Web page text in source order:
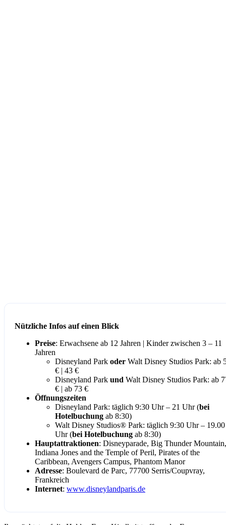
Nützliche Infos auf einen Blick
Preise: Erwachsene ab 12 Jahren | Kinder zwischen 3 – 11
Jahren
Disneyland Park oder Walt Disney Studios Park: ab
€ | 43 €
Disneyland Park und Walt Disney Studios Park: ab
€ | ab 73 €
Öffnungszeiten
Disneyland Park: täglich 9:30 Uhr – 21 Uhr (bei
Hotelbuchung ab 8:30)
Walt Disney Studios® Park: täglich 9:30 Uhr – 19.00
Uhr (bei Hotelbuchung ab 8:30)
Hauptattraktionen: Disneyparade, Big Thunder Mountain,
Indiana Jones and the Temple of Peril, Pirates of the
Caribbean, Avengers Campus, Phantom Manor
Adresse: Boulevard de Parc, 77700 Serris/Coupvray,
Frankreich
Internet: www.disneylandparis.de